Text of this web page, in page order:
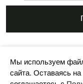
Политика
Мы используем
сайта. Оставаясь